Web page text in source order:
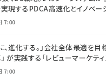
現するPDCA高速化とイノベー
7:00
、進化する。」会社全体最適を目
が実践する「レビューマーケティ
7:00